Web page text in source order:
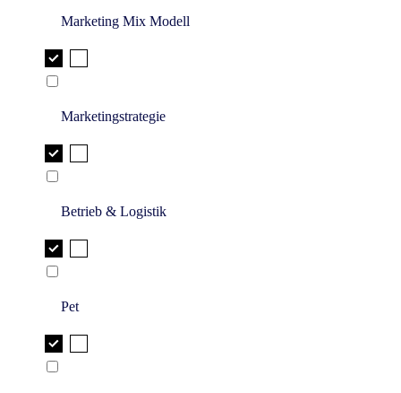
Marketing Mix Modell
Marketingstrategie
Betrieb & Logistik
Pet